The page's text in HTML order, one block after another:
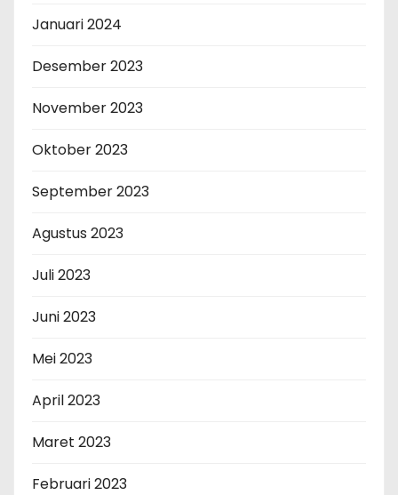
Januari 2024
Desember 2023
November 2023
Oktober 2023
September 2023
Agustus 2023
Juli 2023
Juni 2023
Mei 2023
April 2023
Maret 2023
Februari 2023